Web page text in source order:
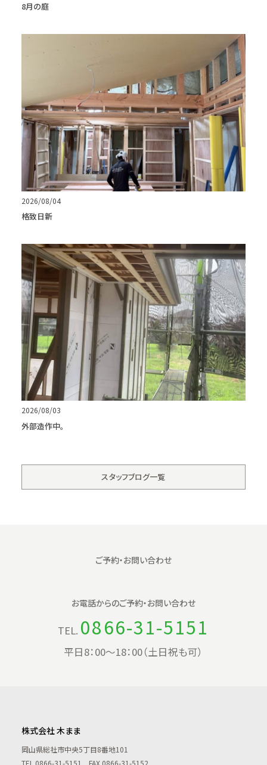
8月の庭
2026/08/04
格致日新
2026/08/03
外部造作中。
スタッフブログ一覧
ご予約・お問い合わせ
お電話からのご予約・お問い合わせ
TEL. 0866-31-5151
平日8：00〜18：00（土日祝も可）
株式会社 木まま
岡山県総社市中央5丁目8番地101